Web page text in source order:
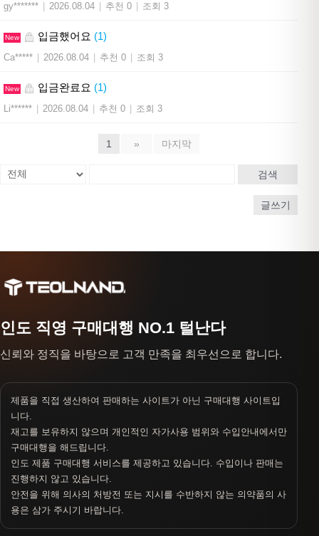
gy******* 2026.08.04 추천 0 조회 3
New 입금했어요 (1)
Ca***** 2026.08.04 추천 0 조회 3
New 입금완료요 (1)
Li****** 2026.08.04 추천 0 조회 3
1 » 마지막
검색
글쓰기
인도 직영 구매대행 NO.1 털난다
신뢰와 정직을 바탕으로 고객 만족을 최우선으로 합니다.
제품을 직접 생산하여 판매하는 사이트가 아닌 구매대행 사이트입
니다.
재고를 보유하지 않으며 개인적인 자가사용 범위와 수입안내에서만
구매대행을 해드립니다.
인도 제품 구매대행 서비스를 제공하고 있습니다. 수입이나 판매는
진행하지 않고 있습니다.
안전을 위해 의사의 처방전 또는 지시를 수반하지 않는 의약품의 사
용은 삼가 주시기 바랍니다.